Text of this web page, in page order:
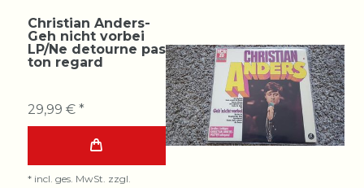
Christian Anders-
Geh nicht vorbei
LP/Ne detourne pas
ton regard
29,99 € *
* incl. ges. MwSt. zzgl.